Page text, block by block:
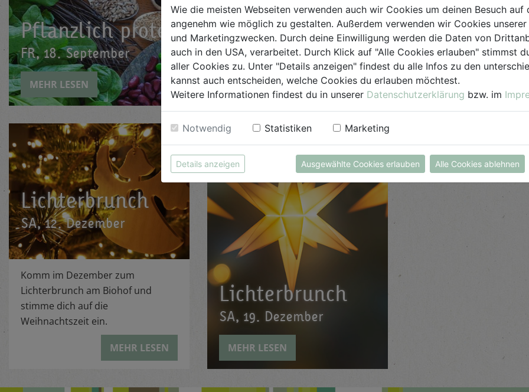
Pflanzlich proteinreich kochen
FR, 18. September
MEHR LESEN
Lerne aus Gemüse,
traditionellem Know-how
köstliches Kimchi
in deiner Küche zu
Lichterbrunch
SA, 12. Dezember
Komm im Dezember zum
Lichterbrunch am Biohof und
stimme dich auf die
Weihnachtszeit ein.
MEHR LESEN
Lichterbrunch
SA, 19. Dezember
MEHR LESEN
Wie die meisten Webseiten verwenden auch wir Cookies um deinen Besuch auf
angenehm wie möglich zu gestalten. Außerdem verwenden wir Cookies
und Marketingzwecken. Durch deine Einwilligung werden die Daten von
auch in den USA, verarbeitet. Durch Klick auf "Alle Cookies erlauben" stimmst
aller Cookies zu. Unter "Details anzeigen" findest du alle Infos zu den
kannst auch entscheiden, welche Cookies du erlauben möchtest.
Weitere Informationen findest du in unserer Datenschutzerklärung bzw. im
Notwendig Statistiken Marketing
Details anzeigen Ausgewählte Cookies erlauben Alle Cookies ablehnen